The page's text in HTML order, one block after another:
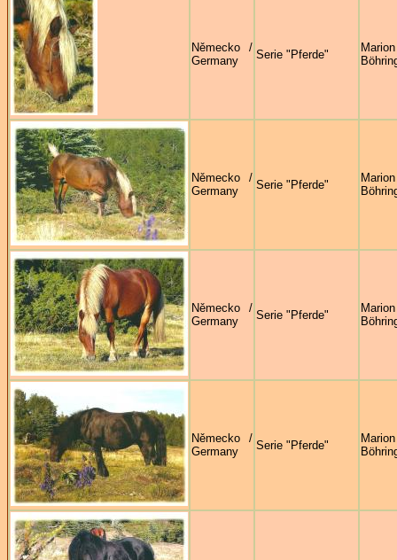
Německo /
Germany
Serie "Pferde"
Marion
Německo /
Germany
Serie "Pferde"
Marion
Německo /
Germany
Serie "Pferde"
Marion
Německo /
Germany
Serie "Pferde"
Marion